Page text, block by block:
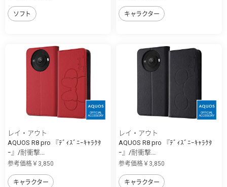
ソフト キャラクター
レイ・アウト
AQUOS R8 pro 『ﾃﾞｨｽﾞﾆｰｷｬﾗｸﾀ
ｰ』/耐衝撃...
参考価格￥3,850
キャラクター
レイ・アウト
AQUOS R8 pro 『ﾃﾞｨｽﾞﾆｰｷｬﾗｸﾀ
ｰ』/耐衝撃...
参考価格￥3,850
キャラクター